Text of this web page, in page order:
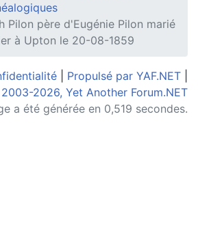
Pilon père d'Eugénie Pilon marié
à Upton le 20-08-1859
Propulsé par YAF.NET
2026, Yet Another Forum.NET
a été générée en 0,519 secondes.